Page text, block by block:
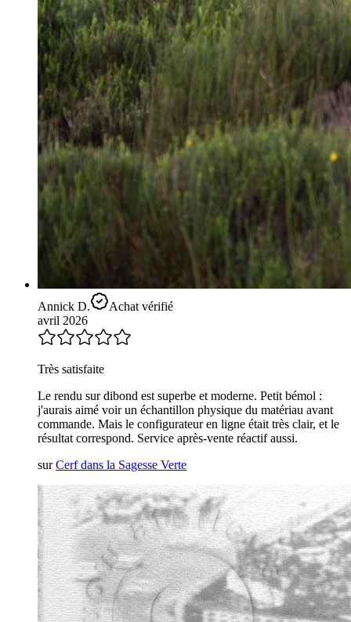
Annick D.
Achat vérifié
avril 2026
Très satisfaite
Le rendu sur dibond est superbe et moderne. Petit bémol :
j'aurais aimé voir un échantillon physique du matériau avant
commande. Mais le configurateur en ligne était très clair, et le
résultat correspond. Service après-vente réactif aussi.
sur Cerf dans la Sagesse Verte